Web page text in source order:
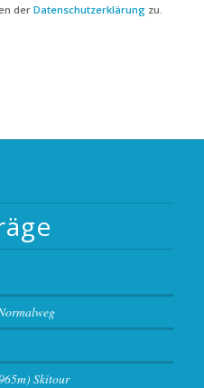
derDatenschutzerklärung zu.
Skitour